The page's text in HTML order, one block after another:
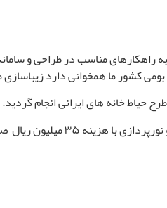
راهکارهای مناسب در طراحی و
کشور ما همخوانی دارد
حیاط خانه های ایرانی انجام گردید.
ریال صورت پذیرفته است.